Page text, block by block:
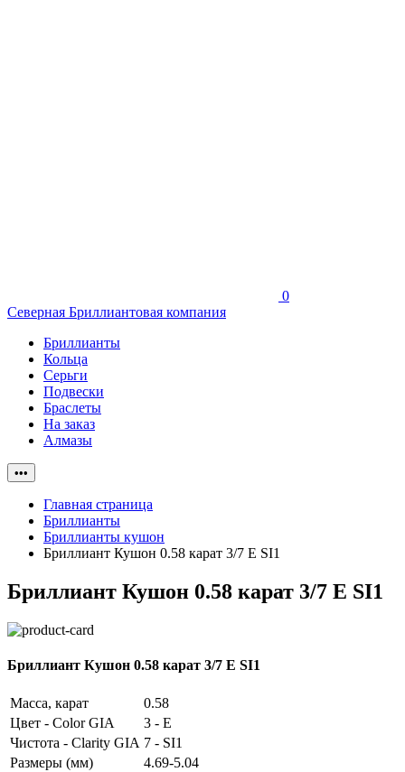
0
Северная Бриллиантовая компания
Бриллианты
Кольца
Серьги
Подвески
Браслеты
На заказ
Алмазы
•••
Главная страница
Бриллианты
Бриллианты кушон
Бриллиант Кушон 0.58 карат 3/7 E SI1
Бриллиант Кушон 0.58 карат 3/7 E SI1
Бриллиант Кушон 0.58 карат 3/7 E SI1
Масса, карат
0.58
Цвет - Color GIA
3 - E
Чистота - Clarity GIA 7 - SI1
Размеры (мм)
4.69-5.04